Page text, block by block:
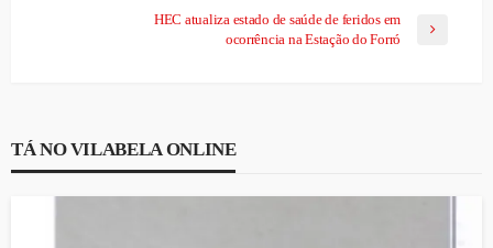
HEC atualiza estado de saúde de feridos em
ocorrência na Estação do Forró
TÁ NO VILABELA ONLINE